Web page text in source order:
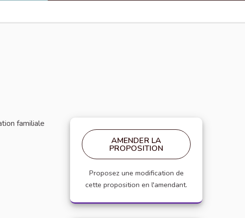
familiale
AMENDER LA
PROPOSITION
Proposez une modification de
cette proposition en l'amendant.